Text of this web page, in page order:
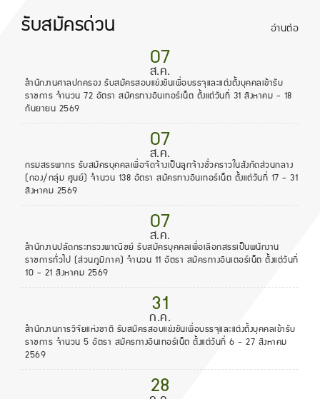
รับสมัครด่วน อ่านต่อ
07
ส.ค.
สำนักงานศาลปกครอง รับสมัครสอบแข่งขันเพื่อบรรจุและแต่งตั้งบุคคลเข้ารับ
ราชการ จำนวน 72 อัตรา สมัครทางอินเทอร์เน็ต ตั้งแต่วันที่ 31 สิงหาคม - 18
กันยายน 2569
07
ส.ค.
กรมสรรพากร รับสมัครบุคคลเพื่อจัดจ้างเป็นลูกจ้างชั่วคราวในสังกัดส่วนกลาง
(กอง/กลุ่ม ศูนย์) จำนวน 138 อัตรา สมัครทางอินเทอร์เน็ต ตั้งแต่วันที่ 17 - 31
สิงหาคม 2569
07
ส.ค.
สำนักงานปลัดกระทรวงพาณิชย์ รับสมัครบุคคลเพื่อเลือกสรรเป็นพนักงาน
ราชการทั่วไป (ส่วนภูมิภาค) จำนวน 11 อัตรา สมัครทางอินเตอร์เน็ต ตั้งแต่วันที่
10 - 21 สิงหาคม 2569
31
ก.ค.
สำนักงานการวิจัยแห่งชาติ รับสมัครสอบแข่งขันเพื่อบรรจุและแต่งตั้งบุคคลเข้ารับ
ราชการ จำนวน 5 อัตรา สมัครทางอินเทอร์เน็ต ตั้งแต่วันที่ 6 - 27 สิงหาคม
2569
28